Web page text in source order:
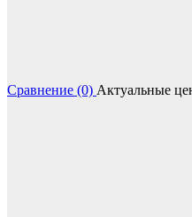
Сравнение (0) Актуальные